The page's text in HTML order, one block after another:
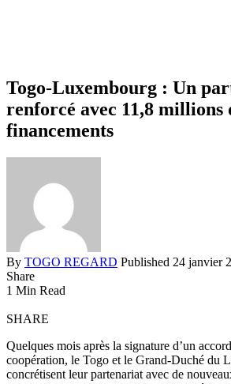
Togo-Luxembourg : Un
renforcé avec 11,8 millions
financements
By TOGO REGARD Published 24 janvier
Share
1 Min Read
SHARE
Quelques mois après la signature d’un
coopération, le Togo et le Grand-Duché du
concrétisent leur partenariat avec de